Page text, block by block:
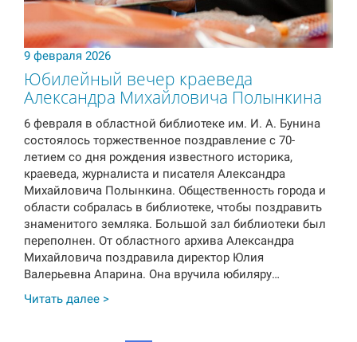
9 февраля 2026
Юбилейный вечер краеведа
Александра Михайловича Полынкина
6 февраля в областной библиотеке им. И. А. Бунина
состоялось торжественное поздравление с 70-
летием со дня рождения известного историка,
краеведа, журналиста и писателя Александра
Михайловича Полынкина. Общественность города и
области собралась в библиотеке, чтобы поздравить
знаменитого земляка. Большой зал библиотеки был
переполнен. От областного архива Александра
Михайловича поздравила директор Юлия
Валерьевна Апарина. Она вручила юбиляру…
Читать далее >